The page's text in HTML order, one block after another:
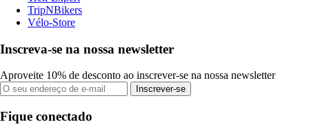
TripNBikers
Vélo-Store
Inscreva-se na nossa newsletter
Aproveite 10% de desconto ao inscrever-se na nossa newsletter
Inscrever-se
Fique conectado